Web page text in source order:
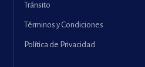
Tránsito
Términos y Condiciones
Política de Privacidad